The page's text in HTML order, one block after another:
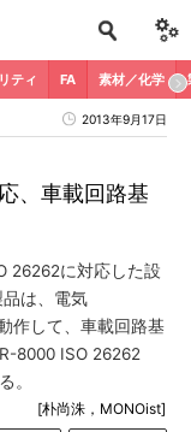
ティ FA 素材／化学
2013年9月17日
、車載回路基
26262に対応した設
は、電気
作して、車載回路基
8000 ISO 26262
。
[朴尚洙，MONOist]